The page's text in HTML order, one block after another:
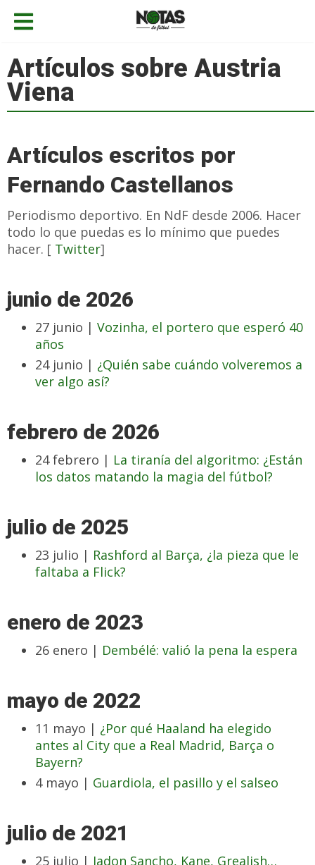
Artículos sobre Austria
Viena
Artículos escritos por
Fernando Castellanos
Periodismo deportivo. En NdF desde 2006. Hacer
todo lo que puedas es lo mínimo que puedes
hacer. [ Twitter]
junio de 2026
27 junio | Vozinha, el portero que esperó 40
años
24 junio | ¿Quién sabe cuándo volveremos a
ver algo así?
febrero de 2026
24 febrero | La tiranía del algoritmo: ¿Están
los datos matando la magia del fútbol?
julio de 2025
23 julio | Rashford al Barça, ¿la pieza que le
faltaba a Flick?
enero de 2023
26 enero | Dembélé: valió la pena la espera
mayo de 2022
11 mayo | ¿Por qué Haaland ha elegido
antes al City que a Real Madrid, Barça o
Bayern?
4 mayo | Guardiola, el pasillo y el salseo
julio de 2021
25 julio | Jadon Sancho, Kane, Grealish…